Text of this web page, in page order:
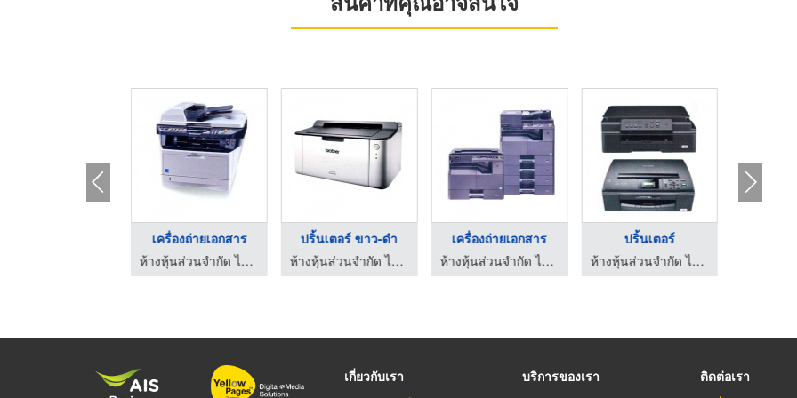
เครื่องถ่ายเอกสาร
ห้างหุ้นส่วนจำกัด ไฮเทคออโตเมชั่น แอนด์ เซอร์วิส 2005
ปริ้นเตอร์ ขาว-ดำ
ห้างหุ้นส่วนจำกัด ไฮเทคออโตเมชั่น แอนด์ เซอร์วิส 2005
เครื่องถ่ายเอกสาร
ห้างหุ้นส่วนจำกัด ไฮเทคออโตเมชั่น แอนด์ เซอร์วิส 2005
ปริ้นเตอร์
ห้างหุ้นส่วนจำกัด ไฮเทคออโตเมชั่น แอนด์ เซอร์วิส 2005
เกี่ยวกับเรา บริการของเรา ติดต่อเรา